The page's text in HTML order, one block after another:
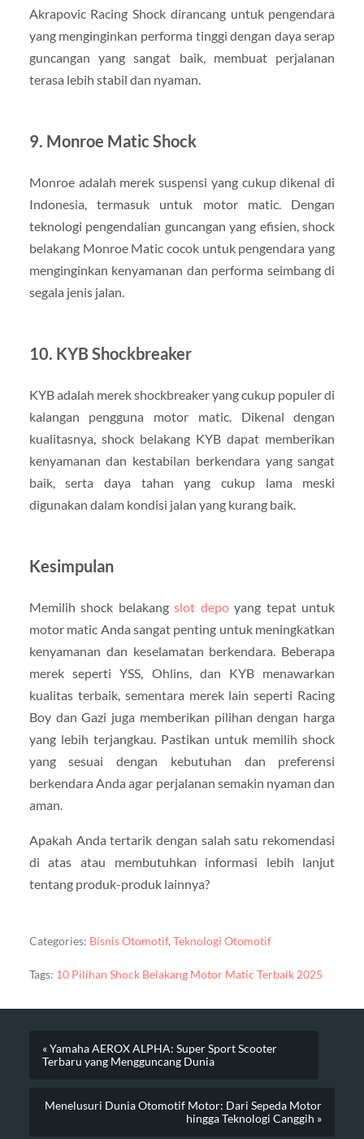
Akrapovic Racing Shock dirancang untuk pengendara
yang menginginkan performa tinggi dengan daya serap
guncangan yang sangat baik, membuat perjalanan
terasa lebih stabil dan nyaman.
9. Monroe Matic Shock
Monroe adalah merek suspensi yang cukup dikenal di
Indonesia, termasuk untuk motor matic. Dengan
teknologi pengendalian guncangan yang efisien, shock
belakang Monroe Matic cocok untuk pengendara yang
menginginkan kenyamanan dan performa seimbang di
segala jenis jalan.
10. KYB Shockbreaker
KYB adalah merek shockbreaker yang cukup populer di
kalangan pengguna motor matic. Dikenal dengan
kualitasnya, shock belakang KYB dapat memberikan
kenyamanan dan kestabilan berkendara yang sangat
baik, serta daya tahan yang cukup lama meski
digunakan dalam kondisi jalan yang kurang baik.
Kesimpulan
Memilih shock belakangslot depoyang tepat untuk
motor matic Anda sangat penting untuk meningkatkan
kenyamanan dan keselamatan berkendara. Beberapa
merek seperti YSS, Ohlins, dan KYB menawarkan
kualitas terbaik, sementara merek lain seperti Racing
Boy dan Gazi juga memberikan pilihan dengan harga
yang lebih terjangkau. Pastikan untuk memilih shock
yang sesuai dengan kebutuhan dan preferensi
berkendara Anda agar perjalanan semakin nyaman dan
aman.
Apakah Anda tertarik dengan salah satu rekomendasi
di atas atau membutuhkan informasi lebih lanjut
tentang produk-produk lainnya?
Categories: Bisnis Otomotif,Teknologi Otomotif
Tags: 10 Pilihan Shock Belakang Motor Matic Terbaik 2025
« Yamaha AEROX ALPHA: Super Sport Scooter
Terbaru yang Mengguncang Dunia
Menelusuri Dunia Otomotif Motor: Dari Sepeda Motor
hingga Teknologi Canggih »